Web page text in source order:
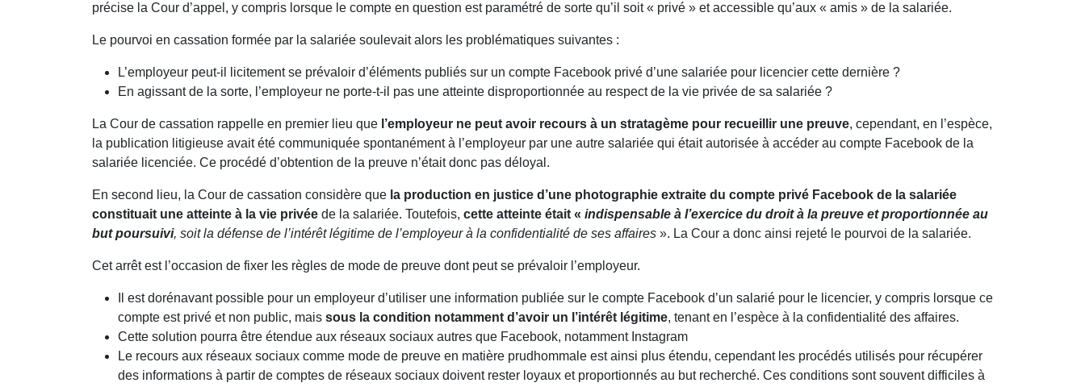
précise la Cour d’appel, y compris lorsque le compte en question est paramétré de sorte qu’il soit « privé » et accessible qu’aux « amis » de la salariée.
Le pourvoi en cassation formée par la salariée soulevait alors les problématiques suivantes :
L’employeur peut-il licitement se prévaloir d’éléments publiés sur un compte Facebook privé d’une salariée pour licencier cette dernière ?
En agissant de la sorte, l’employeur ne porte-t-il pas une atteinte disproportionnée au respect de la vie privée de sa salariée ?
La Cour de cassation rappelle en premier lieu que l’employeur ne peut avoir recours à un stratagème pour recueillir une preuve, cependant, en l’espèce,
la publication litigieuse avait été communiquée spontanément à l’employeur par une autre salariée qui était autorisée à accéder au compte Facebook de la
salariée licenciée. Ce procédé d’obtention de la preuve n’était donc pas déloyal.
En second lieu, la Cour de cassation considère que la production en justice d’une photographie extraite du compte privé Facebook de la salariée
constituait une atteinte à la vie privée de la salariée. Toutefois, cette atteinte était « indispensable à l’exercice du droit à la preuve et proportionnée au
but poursuivi, soit la défense de l’intérêt légitime de l’employeur à la confidentialité de ses affaires ». La Cour a donc ainsi rejeté le pourvoi de la salariée.
Cet arrêt est l’occasion de fixer les règles de mode de preuve dont peut se prévaloir l’employeur.
Il est dorénavant possible pour un employeur d’utiliser une information publiée sur le compte Facebook d’un salarié pour le licencier, y compris lorsque ce
compte est privé et non public, mais sous la condition notamment d’avoir un l’intérêt légitime, tenant en l’espèce à la confidentialité des affaires.
Cette solution pourra être étendue aux réseaux sociaux autres que Facebook, notamment Instagram
Le recours aux réseaux sociaux comme mode de preuve en matière prudhommale est ainsi plus étendu, cependant les procédés utilisés pour récupérer
des informations à partir de comptes de réseaux sociaux doivent rester loyaux et proportionnés au but recherché. Ces conditions sont souvent difficiles à